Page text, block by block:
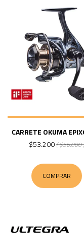
CARRETE OKUMA
$53.200( $56.000 )
COMPRAR